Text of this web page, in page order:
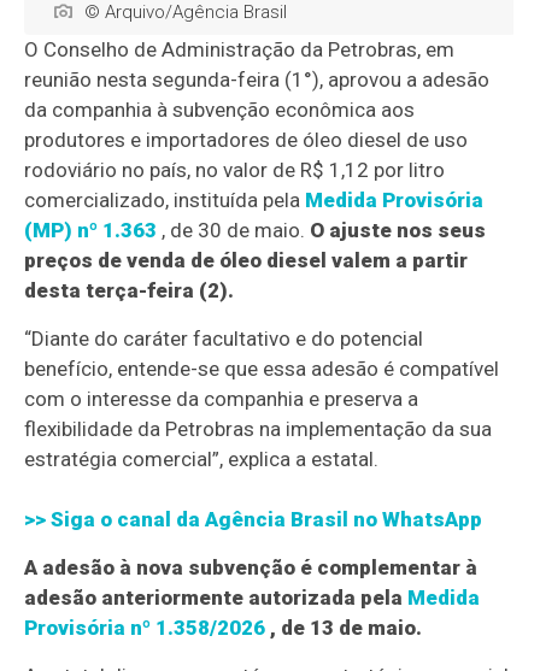
© Arquivo/Agência Brasil
O Conselho de Administração da Petrobras, em
reunião nesta segunda-feira (1°), aprovou a adesão
da companhia à subvenção econômica aos
produtores e importadores de óleo diesel de uso
rodoviário no país, no valor de R$ 1,12 por litro
comercializado, instituída pela Medida Provisória
(MP) nº 1.363 , de 30 de maio. O ajuste nos seus
preços de venda de óleo diesel valem a partir
desta terça-feira (2).
“Diante do caráter facultativo e do potencial
benefício, entende-se que essa adesão é compatível
com o interesse da companhia e preserva a
flexibilidade da Petrobras na implementação da sua
estratégia comercial”, explica a estatal.
>> Siga o canal daAgência Brasil no WhatsApp
A adesão à nova subvenção é complementar à
adesão anteriormente autorizada pela Medida
Provisória nº 1.358/2026 , de 13 de maio.